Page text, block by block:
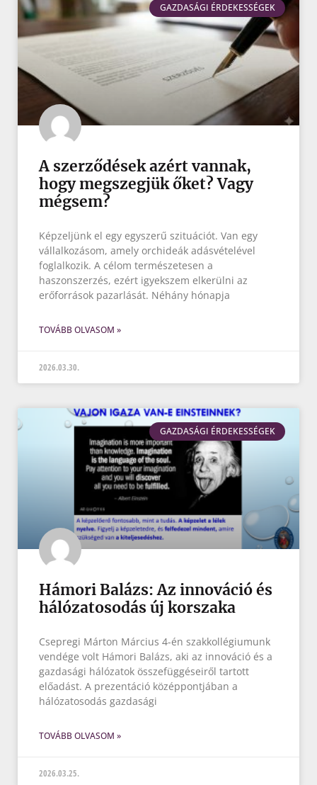
GAZDASÁGI ÉRDEKESSÉGEK
A szerződések azért vannak,
hogy megszegjük őket? Vagy
mégsem?
Képzeljünk el egy egyszerű szituációt. Van egy
vállalkozásom, amely orchideák adásvételével
foglalkozik. A célom természetesen a
haszonszerzés, ezért igyekszem elkerülni az
erőforrások pazarlását. Néhány hónapja
TOVÁBB OLVASOM »
2026.03.30.
GAZDASÁGI ÉRDEKESSÉGEK
Hámori Balázs: Az innováció és
hálózatosodás új korszaka
Csepregi Márton Március 4-én szakkollégiumunk
vendége volt Hámori Balázs, aki az innováció és a
gazdasági hálózatok összefüggéseiről tartott
előadást. A prezentáció középpontjában a
hálózatosodás gazdasági
TOVÁBB OLVASOM »
2026.03.25.